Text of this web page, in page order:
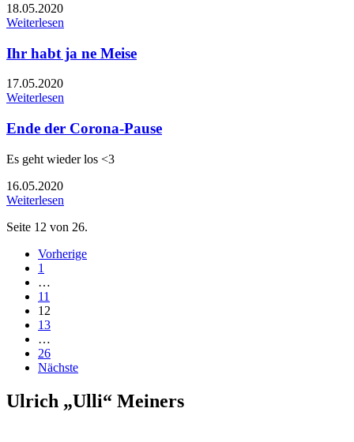
18.05.2020
Weiterlesen
Ihr habt ja ne Meise
17.05.2020
Weiterlesen
Ende der Corona-Pause
Es geht wieder los <3
16.05.2020
Weiterlesen
Seite 12 von 26.
Vorherige
1
…
11
12
13
…
26
Nächste
Ulrich „Ulli“ Meiners